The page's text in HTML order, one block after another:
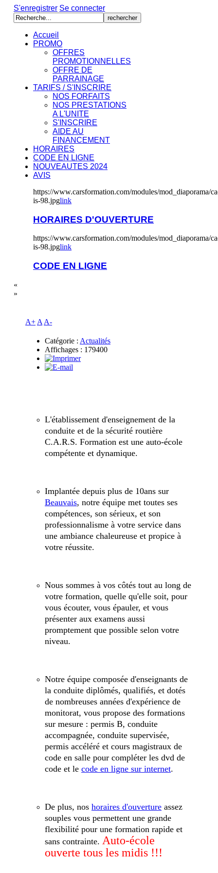
S'enregistrer Se connecter
Accueil
PROMO
OFFRES
PROMOTIONNELLES
OFFRE DE
PARRAINAGE
TARIFS / S'INSCRIRE
NOS FORFAITS
NOS PRESTATIONS
A L'UNITE
S'INSCRIRE
AIDE AU
FINANCEMENT
HORAIRES
CODE EN LIGNE
NOUVEAUTES 2024
AVIS
https://www.carsformation.com/modules/mod_diaporama/
is-98.jpglink
HORAIRES D'OUVERTURE
https://www.carsformation.com/modules/mod_diaporama/
is-98.jpglink
CODE EN LIGNE
«
»
A+ A A-
Catégorie : Actualités
Affichages : 179400
L'établissement d'enseignement de la
conduite et de la sécurité routière
C.A.R.S. Formation est une auto-école
compétente et dynamique.
Implantée depuis plus de 10ans sur
Beauvais, notre équipe met toutes ses
compétences, son sérieux, et son
professionnalisme à votre service dans
une ambiance chaleureuse et propice à
votre réussite.
Nous sommes à vos côtés tout au long de
votre formation, quelle qu'elle soit, pour
vous écouter, vous épauler, et vous
présenter aux examens aussi
promptement que possible selon votre
niveau.
Notre équipe composée d'enseignants de
la conduite diplômés, qualifiés, et dotés
de nombreuses années d'expérience de
monitorat, vous propose des formations
sur mesure : permis B, conduite
accompagnée, conduite supervisée,
permis accéléré et cours magistraux de
code en salle pour compléter les dvd de
code et le code en ligne sur internet.
De plus, nos horaires d'ouverture assez
souples vous permettent une grande
flexibilité pour une formation rapide et
sans contrainte. Auto-école
ouverte tous les midis !!!